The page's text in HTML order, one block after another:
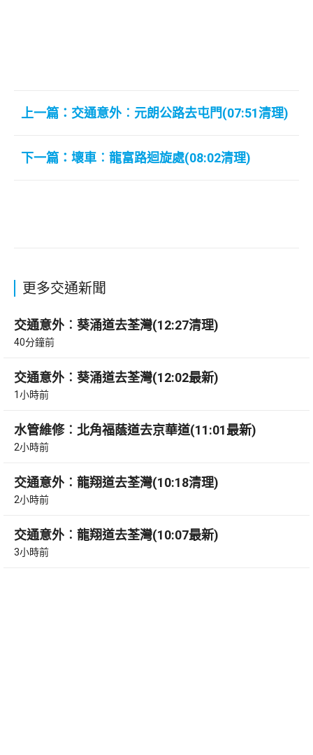
上一篇：交通意外︰元朗公路去屯門(07:51清理)
下一篇：壞車︰龍富路迴旋處(08:02清理)
更多交通新聞
交通意外︰葵涌道去荃灣(12:27清理)
40分鐘前
交通意外︰葵涌道去荃灣(12:02最新)
1小時前
水管維修︰北角福蔭道去京華道(11:01最新)
2小時前
交通意外︰龍翔道去荃灣(10:18清理)
2小時前
交通意外︰龍翔道去荃灣(10:07最新)
3小時前